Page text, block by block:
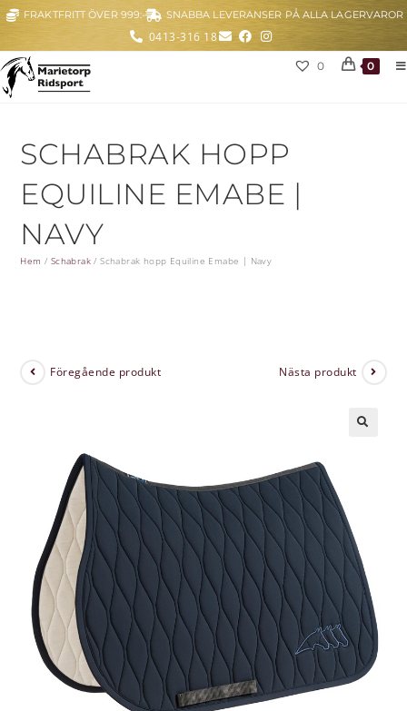
FRAKTFRITT ÖVER 999:- SNABBA LEVERANSER PÅ ALLA LAGERVAROR
0413-316 18
0 0
SCHABRAK HOPP
EQUILINE EMABE |
NAVY
Hem / Schabrak /Schabrak hopp Equiline Emabe | Navy
Föregående produkt Nästa produkt